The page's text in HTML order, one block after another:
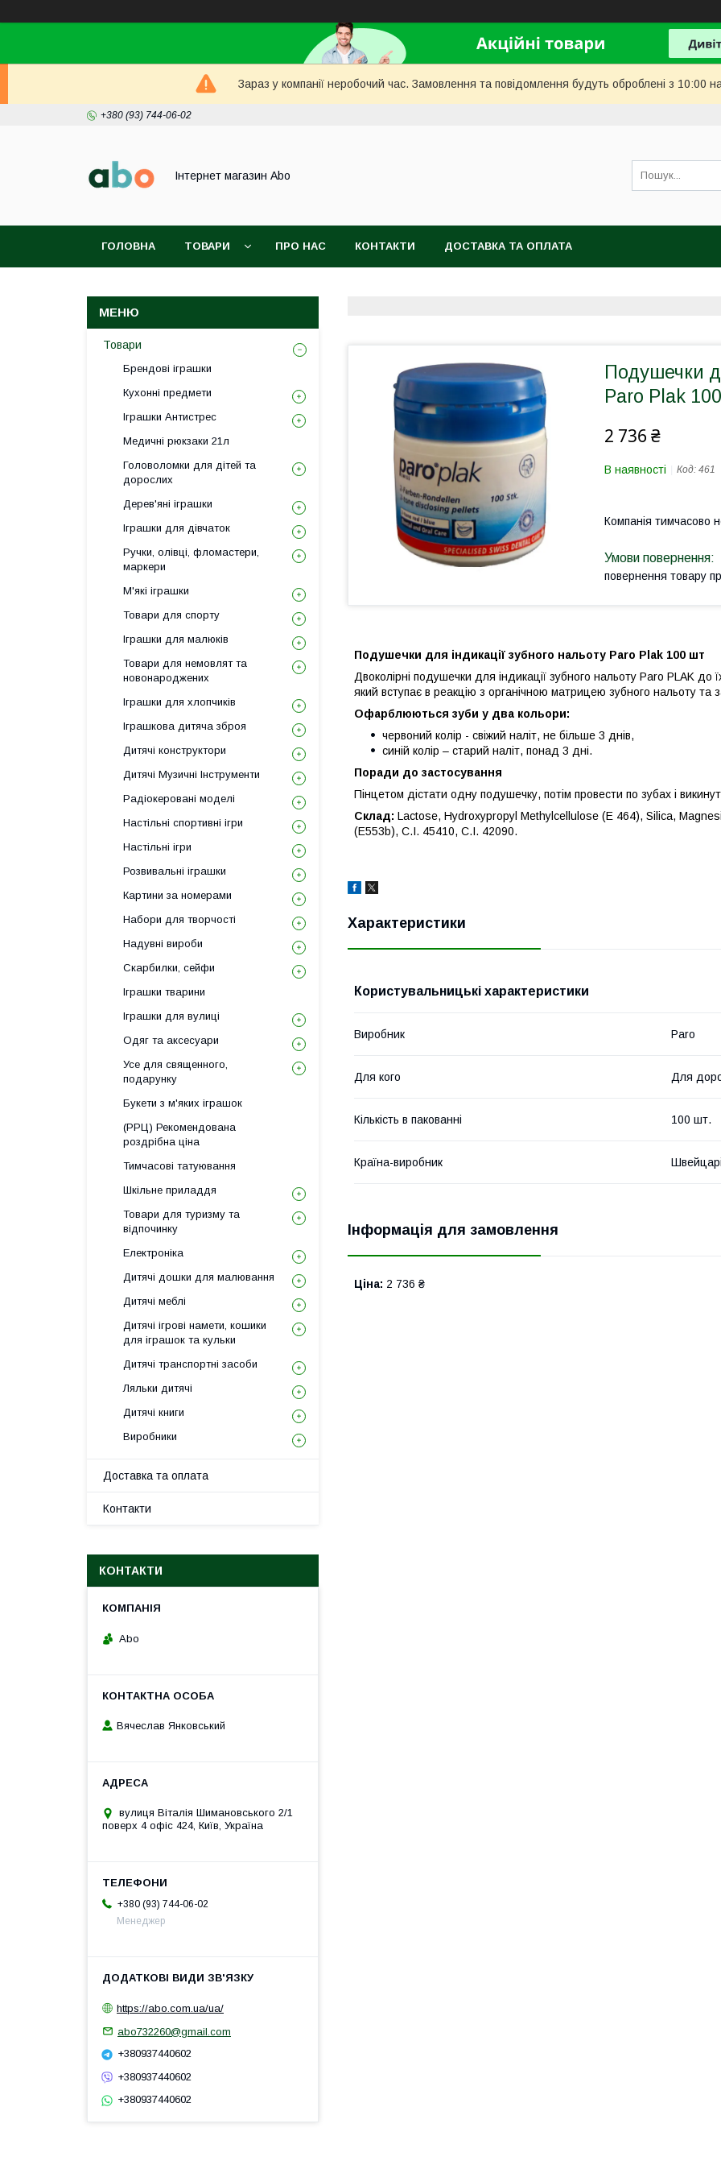
Зараз у компанії неробочий час. Замовлення та повідомлення будуть оброблені з 10:00
+380 (93) 744-06-02
Інтернет магазин Abo
ГОЛОВНА ТОВАРИ ПРО НАС КОНТАКТИ ДОСТАВКА ТА ОПЛАТА
Подушечки
Paro Plak
2 736 ₴
В наявності Код: 461
Компанія тимчасово
повернення товару
Подушечки для індикації зубного нальоту Paro Plak 100 шт
Двоколірні подушечки для індикації зубного нальоту Paro PLAK до
який вступає в реакцію з органічною матрицею зубного нальоту та
Офарблюються зуби у два кольори:
червоний колір - свіжий наліт, не більше 3 днів,
синій колір – старий наліт, понад 3 дні.
Поради до застосування
Пінцетом дістати одну подушечку, потім провести по зубах і
Склад: Lactose, Hydroxypropyl Methylcellulose (E 464), Silica,
(E553b), C.I. 45410, C.I. 42090.
Характеристики
Користувальницькі характеристики
Виробник Paro
Для кого Для
Кількість в пакованні 100 шт.
Країна-виробник
Інформація для замовлення
Ціна: 2 736 ₴
Товари
Брендові іграшки
Кухонні предмети
Іграшки Антистрес
Медичні рюкзаки 21л
Головоломки для дітей та
дорослих
Дерев'яні іграшки
Іграшки для дівчаток
Ручки, олівці, фломастери,
маркери
М'які іграшки
Товари для спорту
Іграшки для малюків
Товари для немовлят та
новонароджених
Іграшки для хлопчиків
Іграшкова дитяча зброя
Дитячі конструктори
Дитячі Музичні Інструменти
Радіокеровані моделі
Настільні спортивні ігри
Настільні ігри
Розвивальні іграшки
Картини за номерами
Набори для творчості
Надувні вироби
Скарбилки, сейфи
Іграшки тварини
Іграшки для вулиці
Одяг та аксесуари
Усе для священного,
подарунку
Букети з м'яких іграшок
(РРЦ) Рекомендована
роздрібна ціна
Тимчасові татуювання
Шкільне приладдя
Товари для туризму та
відпочинку
Електроніка
Дитячі дошки для малювання
Дитячі меблі
Дитячі ігрові намети, кошики
для іграшок та кульки
Дитячі транспортні засоби
Ляльки дитячі
Дитячі книги
Виробники
Доставка та оплата
Контакти
КОНТАКТИ
Abo
Вячеслав Янковський
вулиця Віталія Шимановського 2/1
поверх 4 офіс 424, Київ, Україна
+380 (93) 744-06-02
Менеджер
https://abo.com.ua/ua/
abo732260@gmail.com
+380937440602
+380937440602
+380937440602